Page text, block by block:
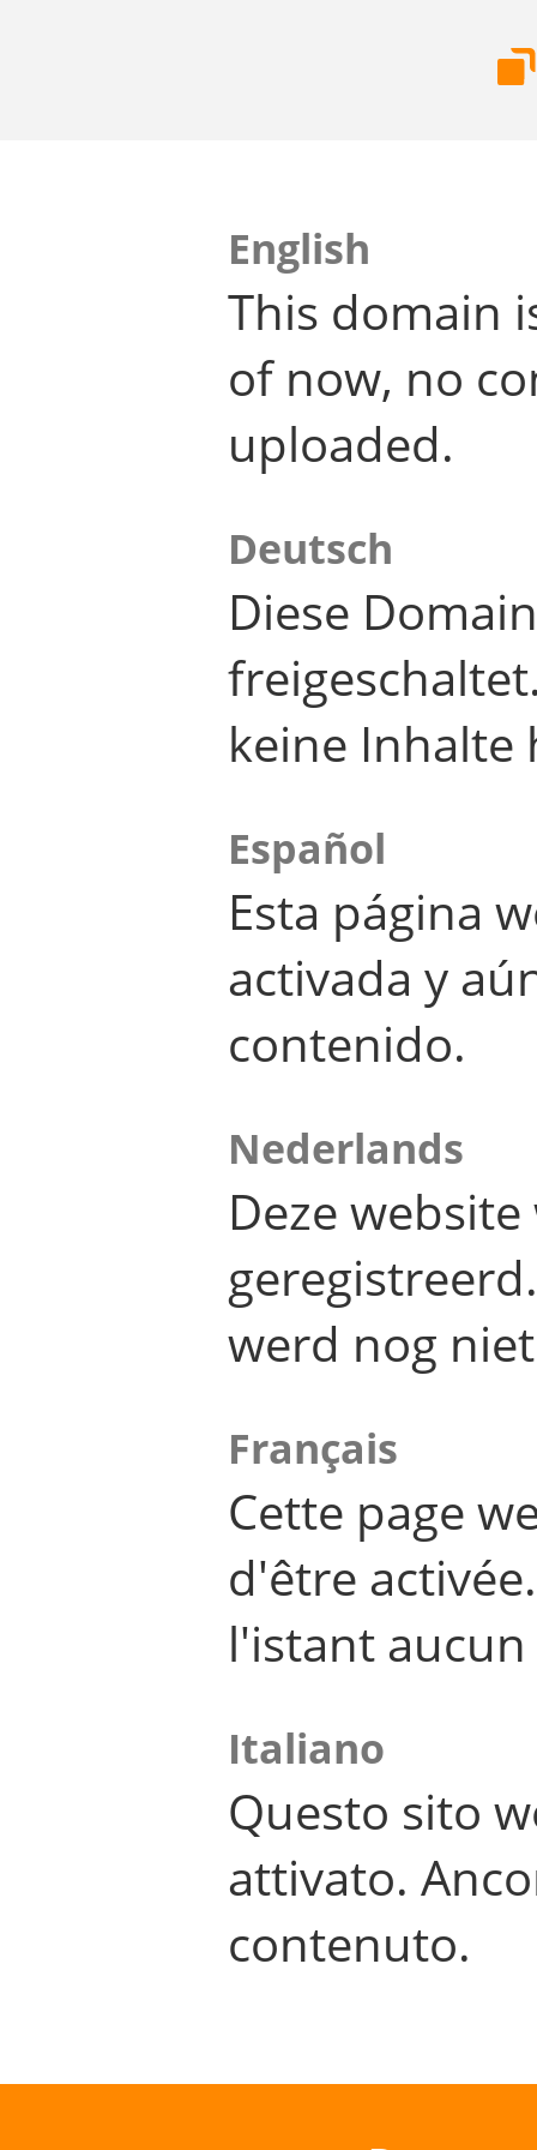
English
This domain
of now, no
uploaded.
Deutsch
Diese
keine Inhalte
Español
Esta página
activada y
contenido.
Nederlands
Deze
werd nog
Français
Cette page
d'être
l'istant
Italiano
Questo sito
attivato.
contenuto.